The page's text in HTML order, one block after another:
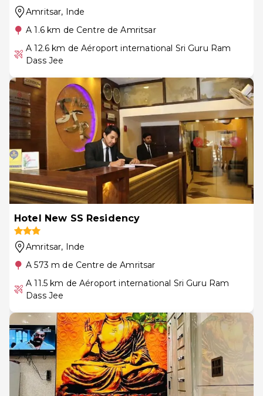
Amritsar, Inde
A 1.6 km de Centre de Amritsar
A 12.6 km de Aéroport international Sri Guru Ram
Dass Jee
Hotel New SS Residency
Amritsar, Inde
A 573 m de Centre de Amritsar
A 11.5 km de Aéroport international Sri Guru Ram
Dass Jee